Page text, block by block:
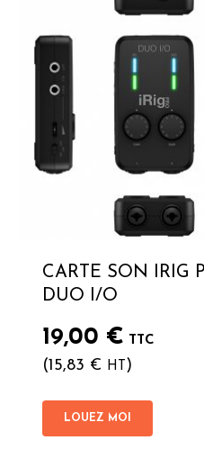
CARTE SON IRIG
DUO I/O
19,00 € TTC
(15,83 € HT )
LOUEZ MOI